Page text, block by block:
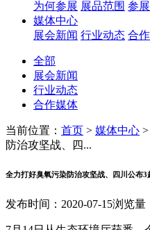
为何参展 展品范围 参
媒体中心
展会新闻 行业动态 合
全部
展会新闻
行业动态
合作媒体
当前位置： 首页 > 媒体中心 >
防治攻坚战、四...
全力打好臭氧污染防治攻坚战、四川公布3
发布时间：2020-07-15浏览量